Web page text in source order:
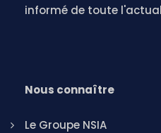
informé de toute
Nous connaître
Le Groupe NSIA